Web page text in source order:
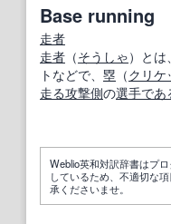
Base running
走者
走者 （そうしゃ）とは、
トなどで、 塁 （クリケ
走る攻撃側の選手であ
Weblio英和対訳辞書はプ
しているため、不適切な
承くださいませ。